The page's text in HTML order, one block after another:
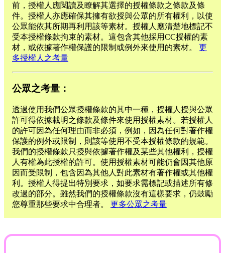
前，授權人應閱讀及瞭解其選擇的授權條款之條款及條
件。授權人亦應確保其擁有欲授與公眾的所有權利，以使
公眾能依其所期再利用該等素材。授權人應清楚地標記不
受本授權條款拘束的素材。這包含其他採用CC授權的素
材，或依據著作權保護的限制或例外來使用的素材。 更
多授權人之考量
公眾之考量：
透過使用我們公眾授權條款的其中一種，授權人授與公眾
許可得依據載明之條款及條件來使用授權素材。若授權人
的許可因為任何理由而非必須，例如，因為任何對著作權
保護的例外或限制，則該等使用不受本授權條款的規範。
我們的授權條款只授與依據著作權及某些其他權利，授權
人有權為此授權的許可。使用授權素材可能仍會因其他原
因而受限制，包含因為其他人對此素材有著作權或其他權
利。授權人得提出特別要求，如要求需標記或描述所有修
改過的部分。雖然我們的授權條款沒有這樣要求，仍鼓勵
您尊重那些要求中合理者。 更多公眾之考量